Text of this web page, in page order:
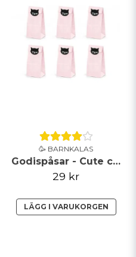
🥳 BARNKALAS
Godispåsar - Cute cat
29 kr
LÄGG I VARUKORGEN
fråga